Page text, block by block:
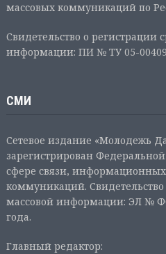
массовых коммуникаций по
Свидетельство о регистрации
информации: ПИ № ТУ 05-00409
СМИ
Сетевое издание «Молодежь
зарегистрирован
сфере связи,
коммуникаций. Свидетельство
массовой информации: ЭЛ №
года.
Главный редактор: